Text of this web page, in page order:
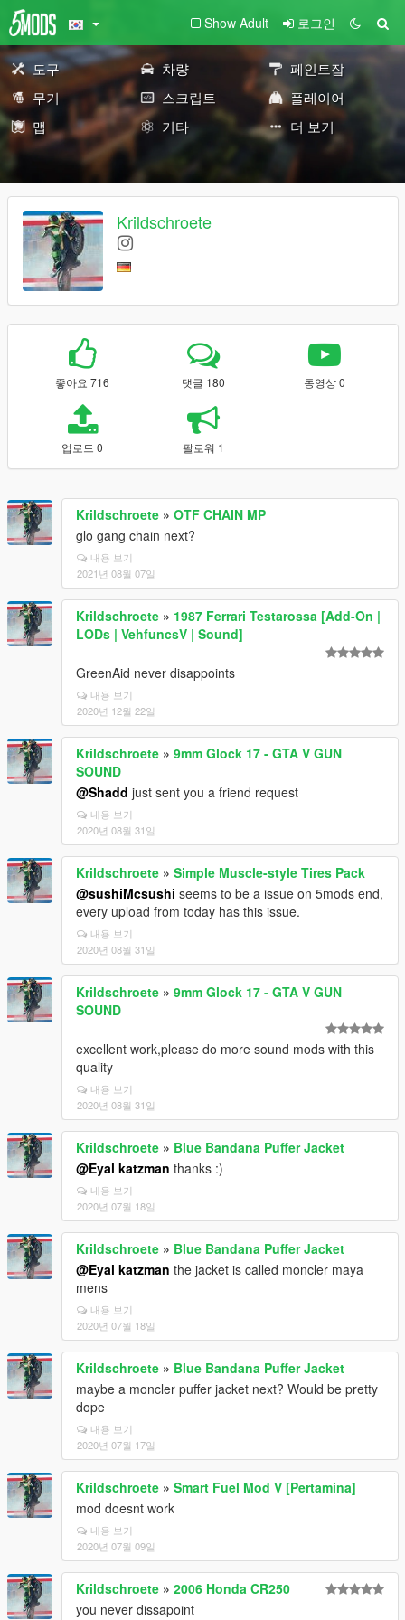
Show Adult 로그인
도구 차량
페인트잡
무기
스크립트
플레이어
맵
기타 더 보기
Krildschroete
좋아요 716 댓글 180 동영상 0
업로드 0 팔로워 1
Krildschroete » OTF CHAIN MP
glo gang chain next?
내용 보기
2021년 08월 07일
Krildschroete » 1987 Ferrari Testarossa [Add-On |
LODs | VehfuncsV | Sound]
GreenAid never disappoints
내용 보기
2020년 12월 22일
Krildschroete » 9mm Glock 17 - GTA V GUN
SOUND
@Shadd just sent you a friend request
내용 보기
2020년 08월 31일
Krildschroete » Simple Muscle-style Tires Pack
@sushiMcsushi seems to be a issue on 5mods end,
every upload from today has this issue.
내용 보기
2020년 08월 31일
Krildschroete » 9mm Glock 17 - GTA V GUN
SOUND
excellent work,please do more sound mods with this
quality
내용 보기
2020년 08월 31일
Krildschroete » Blue Bandana Puffer Jacket
@Eyal katzman thanks :)
내용 보기
2020년 07월 18일
Krildschroete » Blue Bandana Puffer Jacket
@Eyal katzman the jacket is called moncler maya
mens
내용 보기
2020년 07월 18일
Krildschroete » Blue Bandana Puffer Jacket
maybe a moncler puffer jacket next? Would be pretty
dope
내용 보기
2020년 07월 17일
Krildschroete » Smart Fuel Mod V [Pertamina]
mod doesnt work
내용 보기
2020년 07월 09일
Krildschroete » 2006 Honda CR250
you never dissapoint